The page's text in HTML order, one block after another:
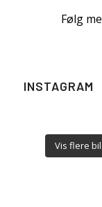
Følg
INSTAGRAM
Vis flere